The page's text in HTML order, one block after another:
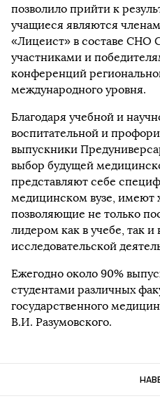
позволило прийти к
учащиеся являются
«Лицеист» в составе СНО
участниками и
конференций
международного уровня.
Благодаря учебной и
воспитательной и
выпускники
выбор будущей
представляют себе
медицинском вузе, имеют
позволяющие не только
лидером как в учебе, так и
исследовательской
Ежегодно около 90%
студентами различных
государственного
В.И. Разумовского.